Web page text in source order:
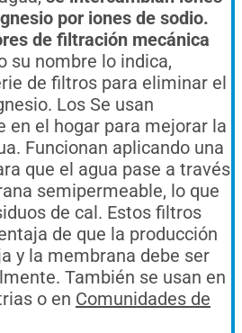
por iones de sodio.
de filtración mecánica
su nombre lo indica,
ie de filtros para eliminar el
nesio. Los Se usan
en el hogar para mejorar la
Funcionan aplicando una
que el agua pase a través
semipermeable, lo que
de cal. Estos filtros
de que la producción
y la membrana debe ser
También se usan en
o en Comunidades de